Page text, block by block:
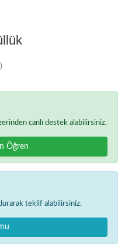
canlı destek alabilirsiniz.
Öğren
teklif alabilirsiniz.